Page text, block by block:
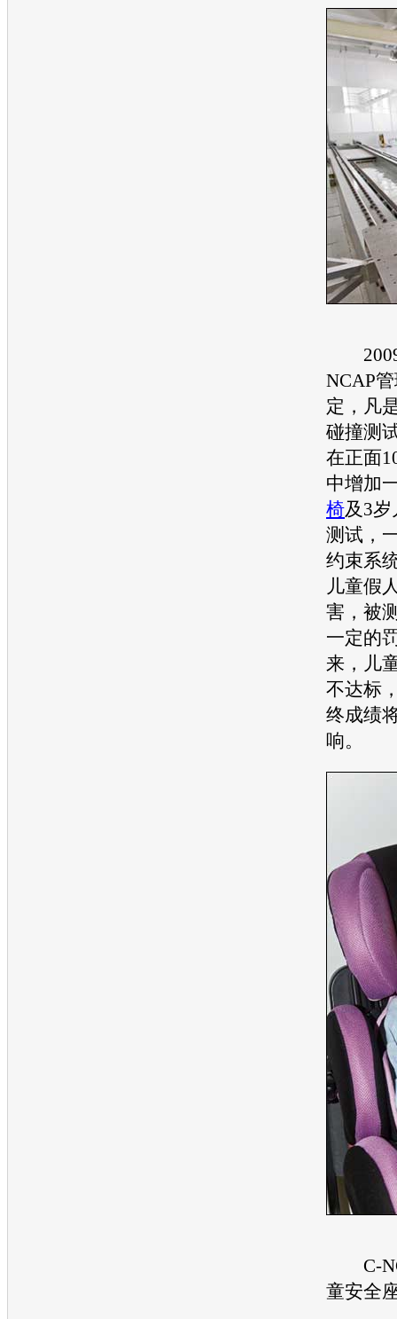
2009
NCAP
定，凡
碰撞测
在正面
中增加
椅及3
测试，
约束系
儿童假
害，被
一定的
来，儿
不达标
终成绩
响。
C-
童安全